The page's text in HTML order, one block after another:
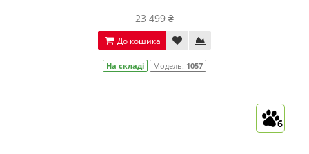
23 499 ₴
До кошика
На складі Модель: 1057
6